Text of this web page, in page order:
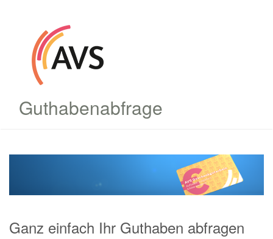
Guthabenabfrage
Ganz einfach Ihr Guthaben abfragen